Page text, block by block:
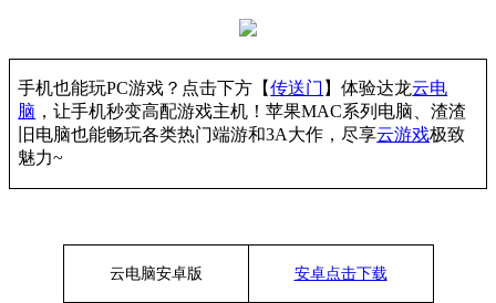
手机也能玩PC游戏？点击下方【传送门 】体验达龙云电
脑 ，让手机秒变高配游戏主机 ！苹果MAC系列电脑、渣渣
旧电脑也能畅玩各类热门端游和3A大作，尽享云游戏极致
魅力~
云电脑安卓版 安卓点击下载